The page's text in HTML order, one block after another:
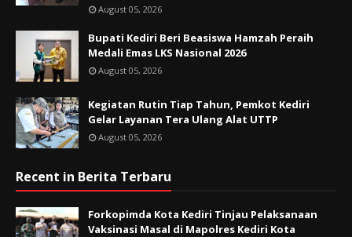
August 05, 2026
Bupati Kediri Beri Beasiswa Hamzah Peraih
Medali Emas LKS Nasional 2026
August 05, 2026
Kegiatan Rutin Tiap Tahun, Pemkot Kediri
Gelar Layanan Tera Ulang Alat UTTP
August 05, 2026
Recent in Berita Terbaru
Forkopimda Kota Kediri Tinjau Pelaksanaan
Vaksinasi Masal di Mapolres Kediri Kota